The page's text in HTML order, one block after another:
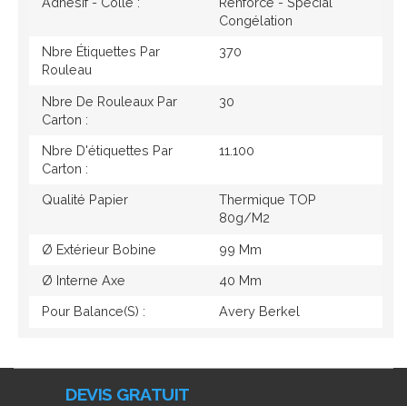
Congélation
Nbre Étiquettes Par
Rouleau
370
Nbre De Rouleaux Par
Carton :
30
Nbre D'étiquettes Par
Carton :
11.100
Qualité Papier
Thermique TOP
80g/M2
Ø Extérieur Bobine 99 Mm
Ø Interne Axe 40 Mm
Pour Balance(s) : Avery Berkel
DEVIS GRATUIT